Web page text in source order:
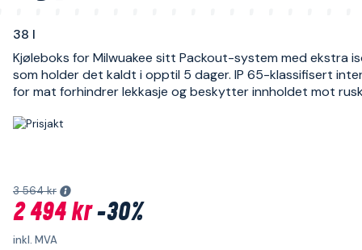
38 l
Kjøleboks for Milwuakee sitt Packout-system med ekstra
som holder det kaldt i opptil 5 dager. IP 65-klassifisert
for mat forhindrer lekkasje og beskytter innholdet mot
3 564 kr
2 494 kr-30%
inkl. MVA